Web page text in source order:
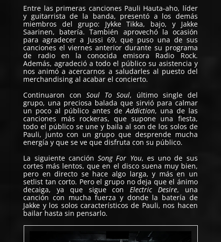
Entre las primeras canciones Pauli Hauta-aho, líder
y guitarrista de la banda, presentó a los demás
miembros del grupo: Jykke Tikka, bajo, y Jakke
Saarinen, batería. También aprovechó la ocasión
para agradecer a Jussi 69, que puso una de sus
canciones el viernes anterior durante su programa
de radio en la conocida emisora Radio Rock.
Además, agradeció a todo el público su asistencia y
nos animó a acercarnos a saludarles al puesto del
merchandising al acabar el concierto.
Continuaron con Soul To Soul, último single del
grupo, una preciosa balada que sirvió para calmar
un poco al público antes deAddiction, una de las
canciones más rockeras, que supone una fiesta,
todo el público se une y baila al son de los solos de
Pauli, junto con un grupo que desprende mucha
energía y que se ve que disfruta con su público.
La siguiente canciónSong For You, es uno de sus
cortes más lentos, que en el disco suena muy bien,
pero en directo se hace algo larga, y más en un
setlist tan corto. Pero el grupo no deja que el ánimo
decaiga, ya que sigue conElectric Desire, una
canción con mucha fuerza y donde la batería de
Jakke y los solos característicos de Pauli, nos hacen
bailar hasta sin pensarlo.